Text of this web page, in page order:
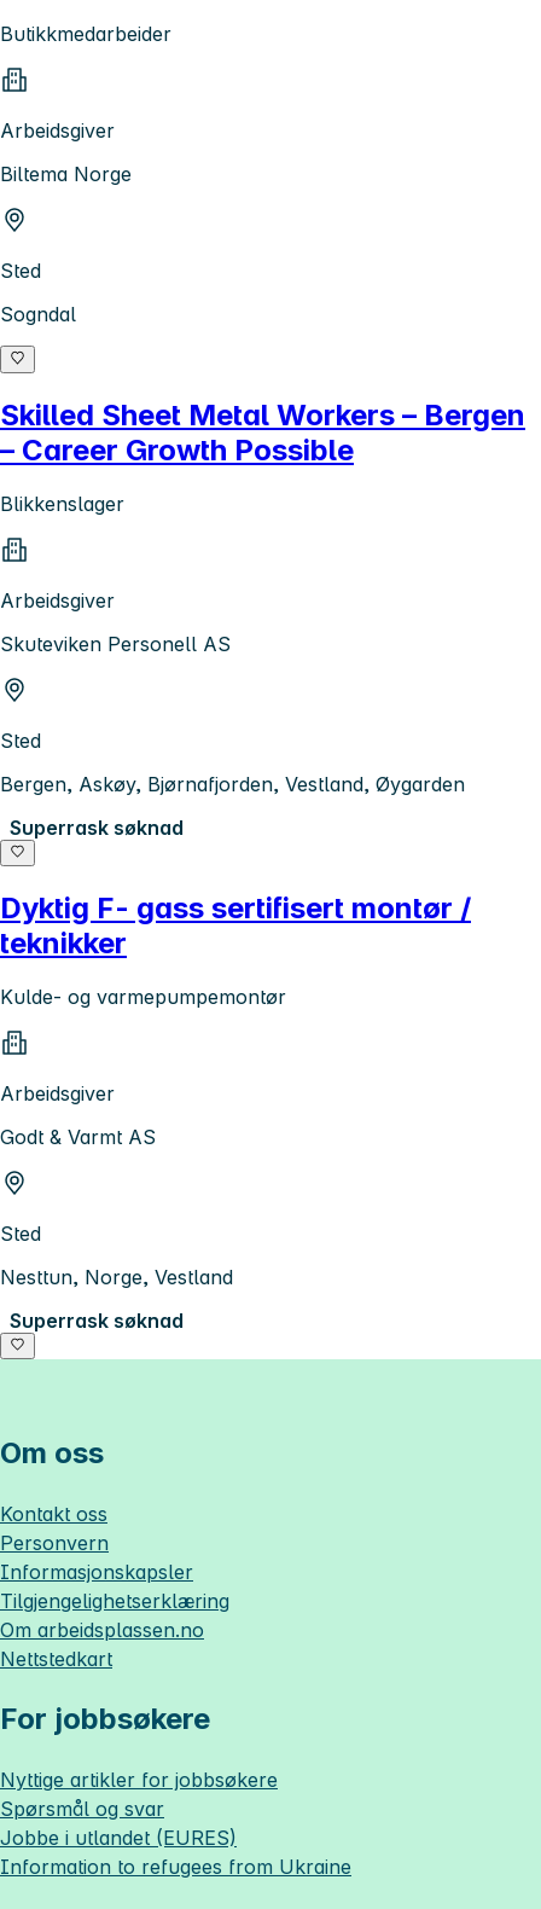
Butikkmedarbeider
Arbeidsgiver
Biltema Norge
Sted
Sogndal
Skilled Sheet Metal Workers – Bergen
– Career Growth Possible
Blikkenslager
Arbeidsgiver
Skuteviken Personell AS
Sted
Bergen, Askøy, Bjørnafjorden, Vestland, Øygarden
Superrask søknad
Dyktig F- gass sertifisert montør /
teknikker
Kulde- og varmepumpemontør
Arbeidsgiver
Godt & Varmt AS
Sted
Nesttun, Norge, Vestland
Superrask søknad
Om oss
Kontakt oss
Personvern
Informasjonskapsler
Tilgjengelighetserklæring
Om arbeidsplassen.no
Nettstedkart
For jobbsøkere
Nyttige artikler for jobbsøkere
Spørsmål og svar
Jobbe i utlandet (EURES)
Information to refugees from Ukraine